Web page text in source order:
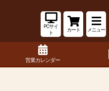
PCサイ
ト
カート メニュー
営業カレンダー